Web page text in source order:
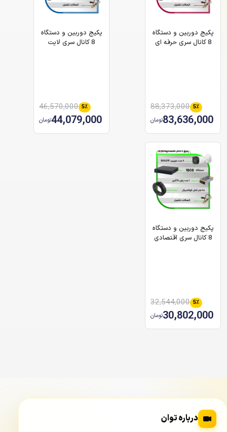
پکیج دوربین و دستگاه
8 کانال سری حرفه ای
5٪ 88,373,000
83,636,000تومان
پکیج دوربین و دستگاه
8 کانال سری لایت
5٪ 46,570,000
44,079,000تومان
پکیج دوربین و دستگاه
8 کانال سری اقتصادی
5٪ 32,544,000
30,802,000تومان
درباره توان